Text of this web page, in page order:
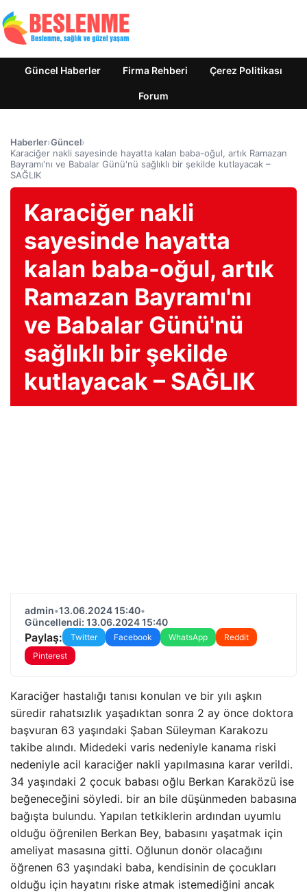
Güncel Haberler Firma Rehberi Çerez Politikası
Forum
Haberler›Güncel›
Karaciğer nakli sayesinde hayatta kalan baba-oğul, artık Ramazan
Bayramı'nı ve Babalar Günü'nü sağlıklı bir şekilde kutlayacak –
SAĞLIK
Karaciğer nakli
sayesinde hayatta
kalan baba-oğul, artık
Ramazan Bayramı'nı
ve Babalar Günü'nü
sağlıklı bir şekilde
kutlayacak – SAĞLIK
admin•13.06.2024 15:40•
Güncellendi: 13.06.2024 15:40
Paylaş: Twitter Facebook WhatsApp
Reddit
Pinterest
Karaciğer hastalığı tanısı konulan ve bir yılı aşkın
süredir rahatsızlık yaşadıktan sonra 2 ay önce doktora
başvuran 63 yaşındaki Şaban Süleyman Karakozu
takibe alındı. Midedeki varis nedeniyle kanama riski
nedeniyle acil karaciğer nakli yapılmasına karar verildi.
34 yaşındaki 2 çocuk babası oğlu Berkan Karaközü ise
beğeneceğini söyledi. bir an bile düşünmeden babasına
bağışta bulundu. Yapılan tetkiklerin ardından uyumlu
olduğu öğrenilen Berkan Bey, babasını yaşatmak için
ameliyat masasına gitti. Oğlunun donör olacağını
öğrenen 63 yaşındaki baba, kendisinin de çocukları
olduğu için hayatını riske atmak istemediğini ancak